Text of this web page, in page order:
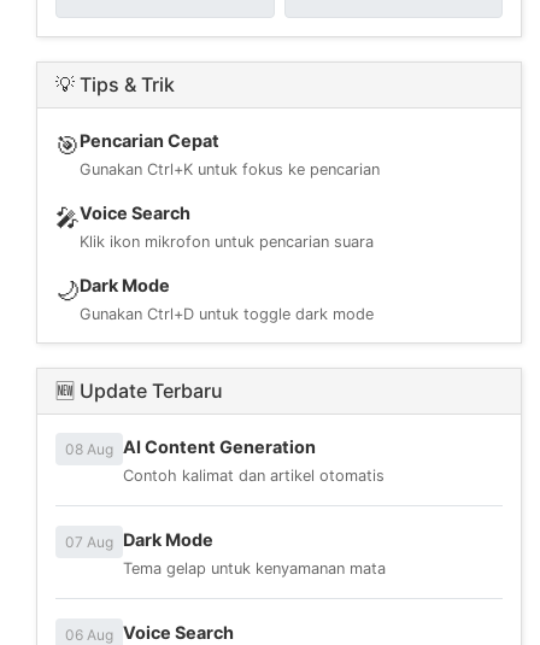
💡 Tips & Trik
🎯Pencarian Cepat
Gunakan Ctrl+K untuk fokus ke pencarian
🎤Voice Search
Klik ikon mikrofon untuk pencarian suara
🌙Dark Mode
Gunakan Ctrl+D untuk toggle dark mode
🆕 Update Terbaru
08 Aug AI Content Generation
Contoh kalimat dan artikel otomatis
07 Aug Dark Mode
Tema gelap untuk kenyamanan mata
06 Aug Voice Search